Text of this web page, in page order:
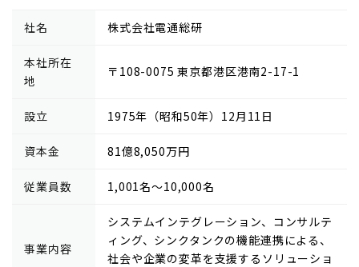
社名 株式会社電通総研
本社所在
地
〒108-0075 東京都港区港南2-17-1
設立 1975年（昭和50年）12月11日
資本金 81億8,050万円
従業員数 1,001名～10,000名
事業内容
システムインテグレーション、コンサルテ
ィング、シンクタンクの機能連携による、
社会や企業の変革を支援するソリューショ